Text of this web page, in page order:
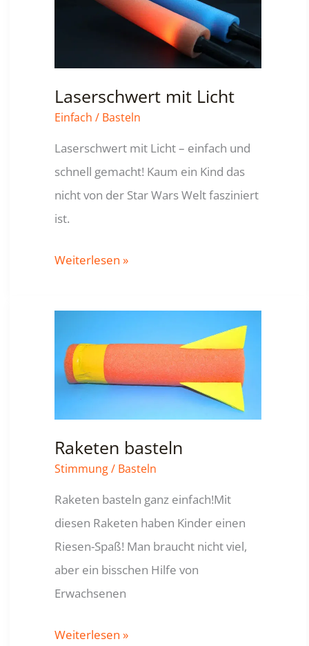
Laserschwert mit Licht
Einfach / Basteln
Laserschwert mit Licht – einfach und
schnell gemacht! Kaum ein Kind das
nicht von der Star Wars Welt fasziniert
ist.
Laserschwert
Weiterlesen »
Raketen basteln
Stimmung/ Basteln
Raketen basteln ganz einfach!Mit
diesen Raketen haben Kinder einen
Riesen-Spaß! Man braucht nicht viel,
aber ein bisschen Hilfe von
Erwachsenen
Raketen
Weiterlesen »